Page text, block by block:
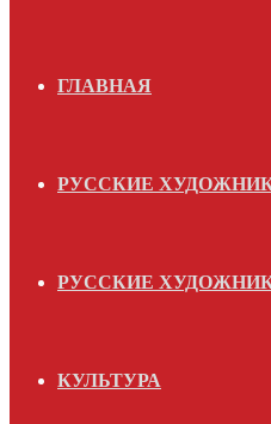
ГЛАВНАЯ
РУССКИЕ
РУССКИЕ
КУЛЬТУРА